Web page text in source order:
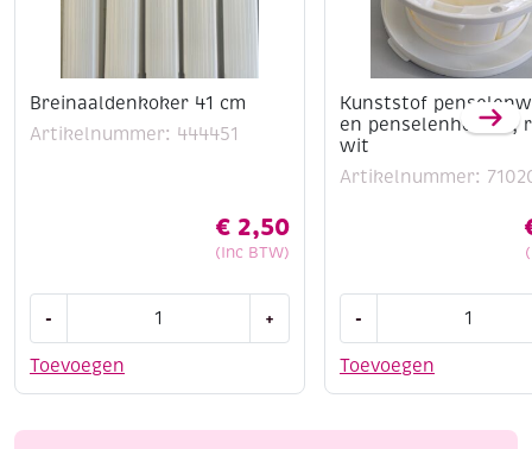
Breinaaldenkoker 41 cm
Artikelnummer: 444451
€ 2,50
(Inc BTW)
Toevoegen
-
cm
+
Kunststof
en penselenhouder,
wit
Artikelnummer:
Toevoegen
-
penselenwasbak
en
wit